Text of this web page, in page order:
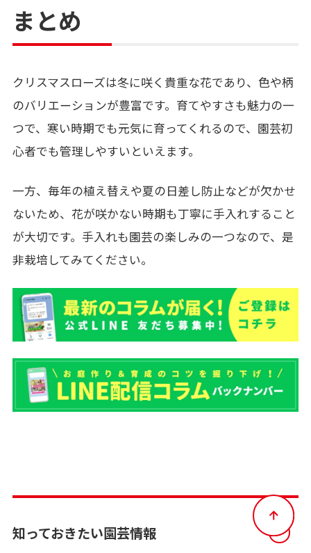
まとめ
クリスマスローズは冬に咲く貴重な花であり、色や柄
のバリエーションが豊富です。育てやすさも魅力の一
つで、寒い時期でも元気に育ってくれるので、園芸初
心者でも管理しやすいといえます。
一方、毎年の植え替えや夏の日差し防止などが欠かせ
ないため、花が咲かない時期も丁寧に手入れすること
が大切です。手入れも園芸の楽しみの一つなので、是
非栽培してみてください。
知っておきたい園芸情報